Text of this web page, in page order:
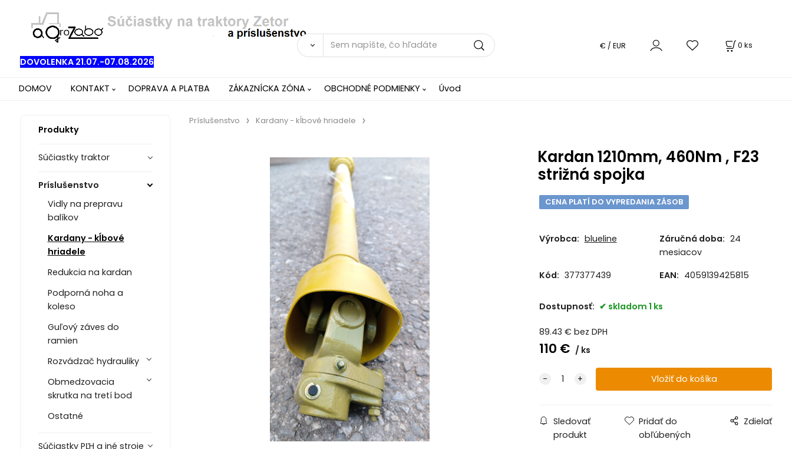
DOVOLENKA 21.07.-07.08.2026
0 ks
€ / EUR
DOMOV KONTAKT DOPRAVA A PLATBA ZÁKAZNÍCKA ZÓNA OBCHODNÉ PODMIENKY Úvod
Produkty
Súčiastky traktor
Príslušenstvo
Vidly na prepravu
balíkov
Kardany - kĺbové
hriadele
Redukcia na kardan
Podporná noha a
koleso
Guľový záves do
ramien
Rozvádzač hydrauliky
Obmedzovacia
skrutka na tretí bod
Ostatné
Súčiastky PĽH a iné stroje
Príslušenstvo Kardany - kĺbové hriadele
Kardan 1210mm, 460Nm , F23
strižná spojka
CENA PLATÍ DO VYPREDANIA ZÁSOB
Výrobca: blueline Záručná doba: 24
mesiacov
Kód: 377377439 EAN: 4059139425815
Dostupnosť: skladom 1 ks
89.43 € bez DPH
110 € ks
Sledovať
produkt
Pridať do
obľúbených
Zdielať